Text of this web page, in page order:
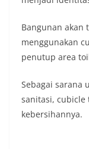
Bangunan akan
menggunakan
penutup area
Sebagai sarana
sanitasi, cubicle
kebersihannya.